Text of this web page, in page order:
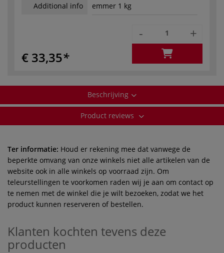
Additional info emmer 1 kg
€ 33,35
- +
Beschrijving
Product reviews
Ter informatie: Houd er rekening mee dat vanwege de
beperkte omvang van onze winkels niet alle artikelen van de
website ook in alle winkels op voorraad zijn. Om
teleurstellingen te voorkomen raden wij je aan om contact op
te nemen met de winkel die je wilt bezoeken, zodat we het
product kunnen reserveren of bestellen.
Klanten kochten tevens deze
producten